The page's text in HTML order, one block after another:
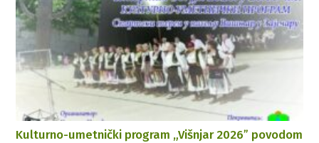
Kulturno-umetnički program „Višnjar 2026ˮ povodom